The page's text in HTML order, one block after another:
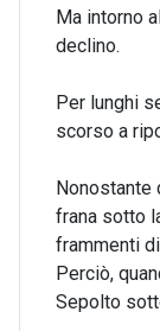
Ma intorno
declino.
Per lunghi
scorso a
Nonostante
frana sotto
frammenti
Perciò,
Sepolto